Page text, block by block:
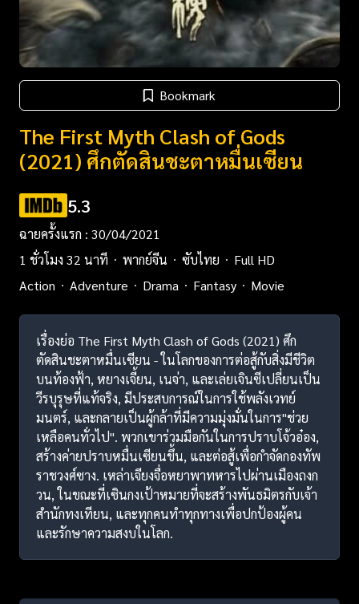
Bookmark
The First Myth Clash of Gods
(2021) ศึกตัดสินชะตาหมื่นเซียน
5.3
ฉายครั้งแรก : 30/04/2021
1 ชั่วโมง 32 นาที
พากย์จีน ซับไทย
Full HD
Action
Adventure Drama Fantasy Movie
เรื่องย่อ The First Myth Clash of Gods (2021) ศึก
ตัดสินชะตาหมื่นเซียน - ในโลกของการต่อสู้กับสิ่งมีชีวิต
บนท้องฟ้า, หยางเจี้ยน, เนจ่า, และเล่ยเจินซีเปลี่ยนเป็น
วีรบุรุษที่แท้จริง, มีประสบการณ์ในการใช้พลังเวทย์
มนตร์, และกลายเป็นผู้กล้าที่มีความมุ่งมั่นในการ"ช่วย
เหลือคนทั่วไป". พวกเขาร่วมมือกันในการปราบโจ้วอ๋อง,
สร้างค่ายปราบหมื่นเซียนขึ้น, และต่อสู้เพื่อกำจัดกองทัพ
ราชวงศ์ซาง. เหล่าเจียงจื่อหยาพาทหารไปผ่านเมืองถงก
วน, ในขณะที่เซินกงเป้าหมายที่จะสร้างพันธมิตรกับเจ้า
สำนักทงเทียน, และทุกคนทำทุกทางเพื่อปกป้องผู้คน
และรักษาความสงบในโลก.